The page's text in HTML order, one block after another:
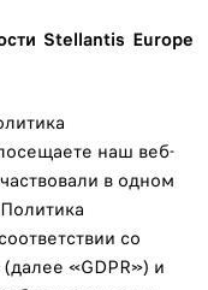
Stellantis Europe
наш веб-
в одном
со
«GDPR») и